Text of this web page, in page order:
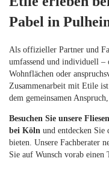
Pabel in
Als offizieller Partner und
umfassend und individuell
Wohnflächen oder
Zusammenarbeit mit Etile
dem gemeinsamen
Besuchen Sie unsere
bei Köln und entdecken
bieten. Unsere Fachberater
Sie auf Wunsch vorab einen